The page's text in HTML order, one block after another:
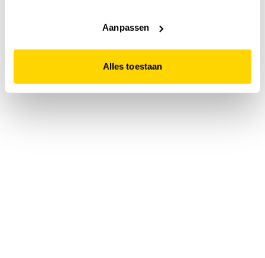
website niet optimaal functioneert.
Aanpassen
Alles toestaan